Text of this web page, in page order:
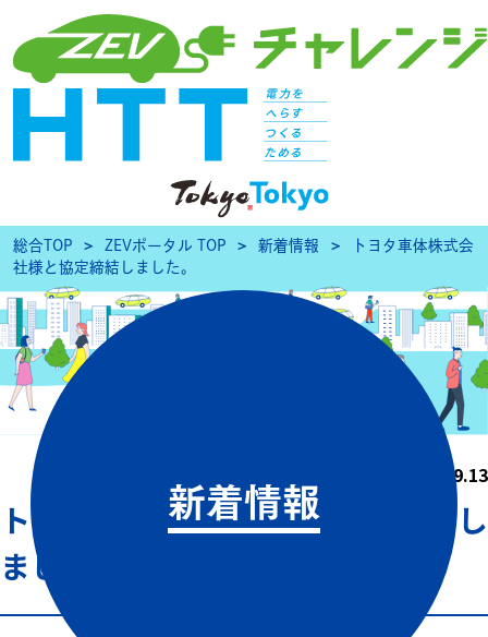
総合TOP ZEVポータル TOP 新着情報
トヨタ車体株式会
社様と協定締結しました。
新着情報 2022.09.13
トヨタ車体株式会社様と協定締結し
ました。